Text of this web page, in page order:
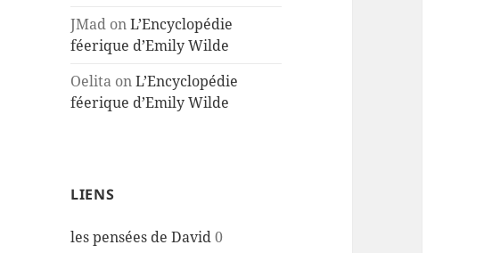
JMad onL’Encyclopédie
féerique d’Emily Wilde
Oelita onL’Encyclopédie
féerique d’Emily Wilde
LIENS
les pensées de David0